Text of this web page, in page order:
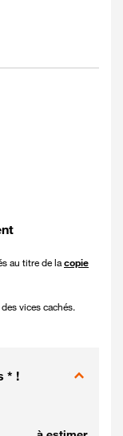
au titre de lacopie
vices cachés.
* !